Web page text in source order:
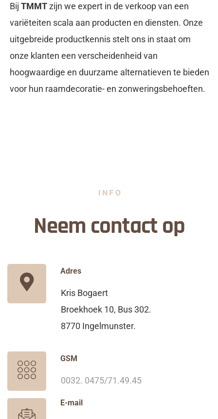
Bij TMMTzijn we expert in de verkoop van een
variëteiten scala aan producten en diensten. Onze
uitgebreide productkennis stelt ons in staat om
onze klanten een verscheidenheid van
hoogwaardige en duurzame alternatieven te bieden
voor hun raamdecoratie- en zonweringsbehoeften.
INFO
Neem contact op
Adres
Kris Bogaert
Broekhoek 10, Bus 302.
8770 Ingelmunster.
GSM
0032. 0475/71.49.45
E-mail